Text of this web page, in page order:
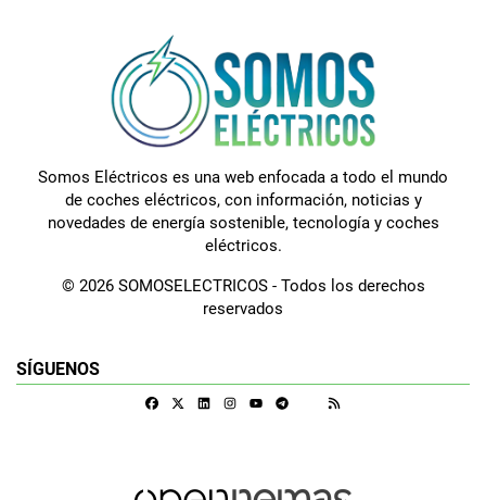
Somos Eléctricos es una web enfocada a todo el mundo
de coches eléctricos, con información, noticias y
novedades de energía sostenible, tecnología y coches
eléctricos.
© 2026 SOMOSELECTRICOS - Todos los derechos
reservados
SÍGUENOS
FacebookLinkedinInstagramTelegram
Google Discover